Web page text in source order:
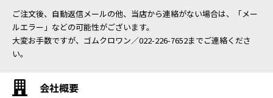
ご注文後、自動返信メールの他、当店から連絡がない場合は、「メー
ルエラー」などの可能性がございます。
大変お手数ですが、ゴムクロワン／022-226-7652までご連絡くださ
い。
会社概要